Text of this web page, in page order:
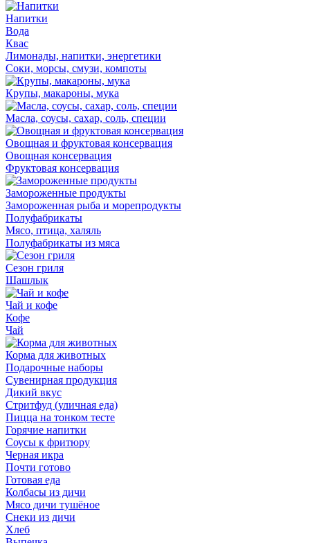
Напитки
Вода
Квас
Лимонады, напитки, энергетики
Соки, морсы, смузи, компоты
Крупы, макароны, мука
Масла, соусы, сахар, соль, специи
Овощная и фруктовая консервация
Овощная консервация
Фруктовая консервация
Замороженные продукты
Замороженная рыба и морепродукты
Полуфабрикаты
Мясо, птица, халяль
Полуфабрикаты из мяса
Сезон гриля
Шашлык
Чай и кофе
Кофе
Чай
Корма для животных
Подарочные наборы
Сувенирная продукция
Дикий вкус
Стритфуд (уличная еда)
Пицца на тонком тесте
Горячие напитки
Соусы к фритюру
Черная икра
Почти готово
Готовая еда
Колбасы из дичи
Мясо дичи тушёное
Снеки из дичи
Хлеб